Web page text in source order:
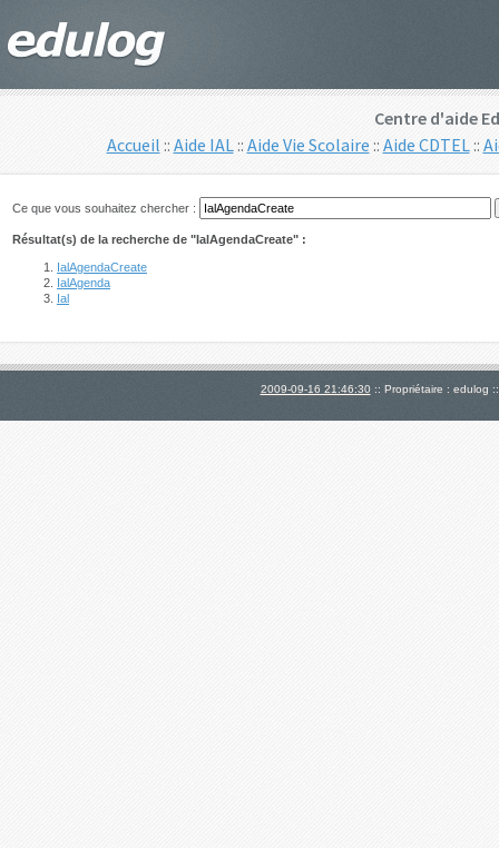
Centre d'aide
Accueil :: Aide IAL:: Aide Vie Scolaire :: Aide CDTEL::
Ce que vous souhaitez chercher :
Résultat(s) de la recherche de "IalAgendaCreate" :
IalAgendaCreate
IalAgenda
Ial
2009-09-16 21:46:30:: Propriétaire : edulog